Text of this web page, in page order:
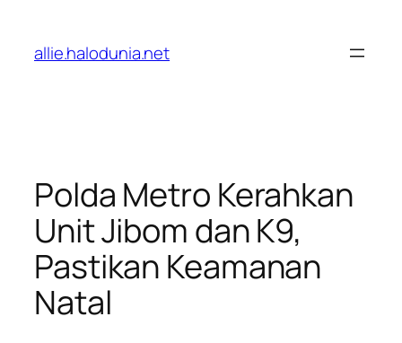
konten
allie.halodunia.net
Polda Metro Kerahkan
Unit Jibom dan K9,
Pastikan Keamanan
Natal